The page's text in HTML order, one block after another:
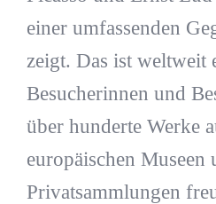
einer umfassenden
zeigt. Das ist weltweit
Besucherinnen und
über hunderte Werke
europäischen Museen
Privatsammlungen